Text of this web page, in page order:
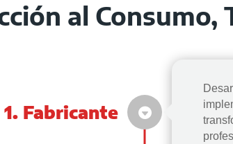
al Consumo,
1. Fabricante